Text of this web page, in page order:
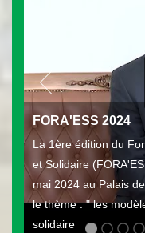
FORA'ESS 2024
La 1ère édition du
et Solidaire
mai 2024 au Palais
le thème : " les
solidaire